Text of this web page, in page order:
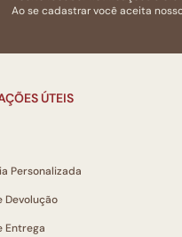
Ao se cadastrar você aceita
ÚTEIS
Personalizada
Devolução
Entrega